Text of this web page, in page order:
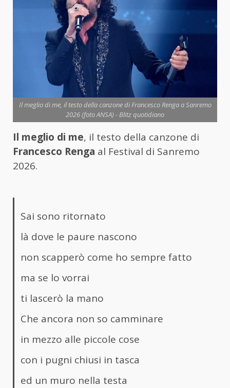
Il meglio di me, il testo della canzone di Francesco Renga a Sanremo
2026 (foto ANSA) - Blitz quotidiano
Il meglio di me, il testo della canzone di
Francesco Renga al Festival di Sanremo
2026.
Sai sono ritornato
là dove le paure nascono
non scapperò come ho sempre fatto
ma se lo vorrai
ti lascerò la mano
Che ancora non so camminare
in mezzo alle piccole cose
con i pugni chiusi in tasca
ed un muro nella testa